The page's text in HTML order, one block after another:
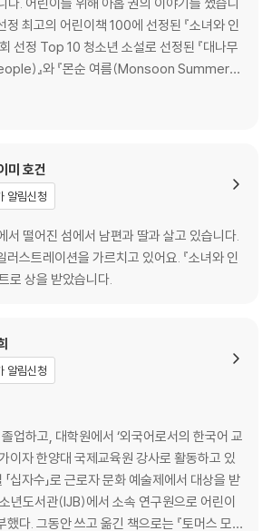
정 최고의 어린이책 100에 선정된 『소녀와 인
선정 Top 10 청소년 소설로 선정된 『대나무
』와 『몬순 여름(Monsoon Summer)』
에 소개된 작품으로는 『소녀와 인력거』가 있
에서 산 경험을 토대로 서로 다른 문화 간의 다
미 호건
알림신청
서 떨어진 섬에서 남편과 딸과 살고 있습니다.
러스트레이션을 가르치고 있어요. 『소녀와 인
로 상을 받았습니다.
알림신청
업하고, 대학원에서 ‘외국어로서의 한국어 교
이자 한양대 국제교육원 강사로 활동하고 있
십자수」로 근로자 문화 예술제에서 대상을 받
년도서관(IJB)에서 소속 연구원으로 어린이
다. 그동안 쓰고 옮긴 책으로는 『토머스 모어